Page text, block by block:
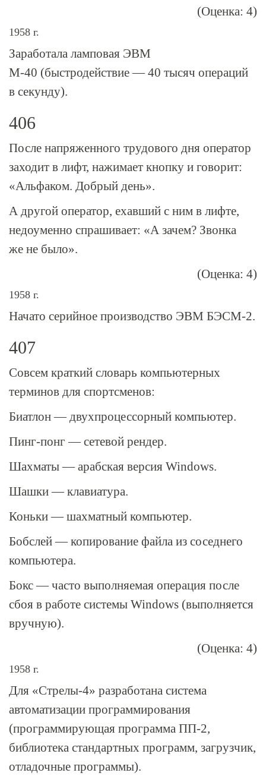
(Оценка: 4)
1958 г.
Заработала ламповая ЭВМ
М-40 (быстродействие — 40 тысяч операций
в секунду).
406
После напряженного трудового дня оператор
заходит в лифт, нажимает кнопку и говорит:
«Альфаком. Добрый день».
А другой оператор, ехавший с ним в лифте,
недоуменно спрашивает: «А зачем? Звонка
же не было».
(Оценка: 4)
1958 г.
Начато серийное производство ЭВМ БЭСМ-2.
407
Совсем краткий словарь компьютерных
терминов для спортсменов:
Биатлон — двухпроцессорный компьютер.
Пинг-понг — сетевой рендер.
Шахматы — арабская версия Windows.
Шашки — клавиатура.
Коньки — шахматный компьютер.
Бобслей — копирование файла из соседнего
компьютера.
Бокс — часто выполняемая операция после
сбоя в работе системы Windows (выполняется
вручную).
(Оценка: 4)
1958 г.
Для «Стрелы-4» разработана система
автоматизации программирования
(программирующая программа ПП-2,
библиотека стандартных программ, загрузчик,
отладочные программы).